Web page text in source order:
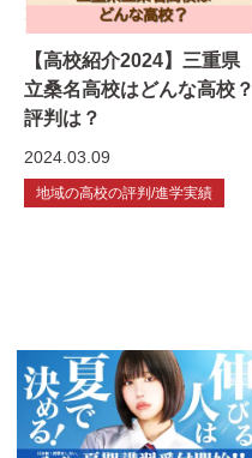
【高校紹介2024】三重県
立桑名高校はどんな高校？
評判は？
2024.03.09
地域の高校の評判/進学実績